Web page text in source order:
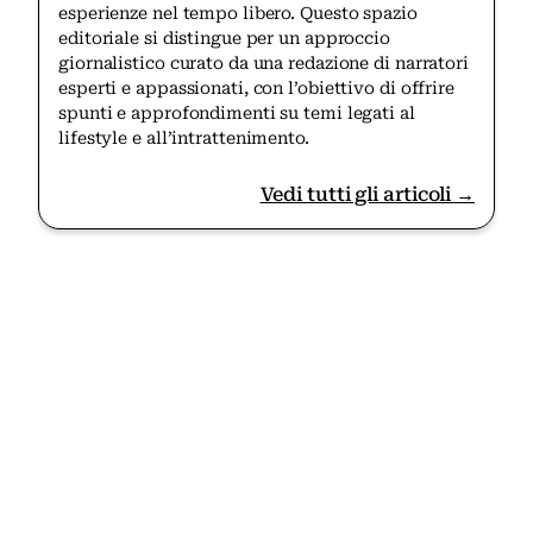
esperienze nel tempo libero. Questo spazio
editoriale si distingue per un approccio
giornalistico curato da una redazione di narratori
esperti e appassionati, con l’obiettivo di offrire
spunti e approfondimenti su temi legati al
lifestyle e all’intrattenimento.
Vedi tutti gli articoli →